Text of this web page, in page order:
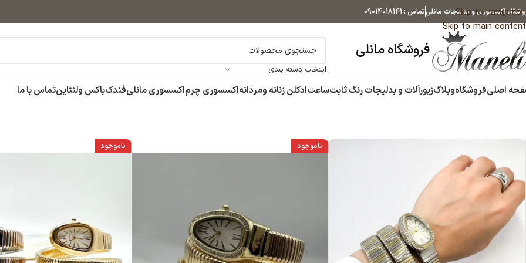
Skip to navigation
Skip to main content
اکسسوری و بدلیجات مانلیتماس : 09014018141
فروشگاه مانلی
انتخاب دسته بندی
اصلیفروشگاهوبلاگزیورآلات و بدلیجات رنگ ثابتساعتادکلن زنانه ومردانهاکسسوری چرماکسسوری مانلیفندکباکس ولنتاینتماس با ما
ناموجود ناموجود